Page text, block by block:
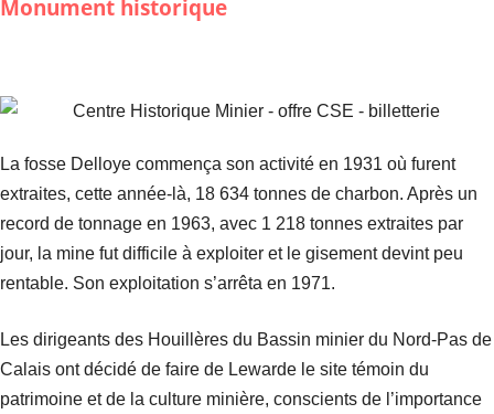
Monument historique
La fosse Delloye commença son activité en 1931 où furent
extraites, cette année-là, 18 634 tonnes de charbon. Après un
record de tonnage en 1963, avec 1 218 tonnes extraites par
jour, la mine fut difficile à exploiter et le gisement devint peu
rentable. Son exploitation s’arrêta en 1971.
Les dirigeants des Houillères du Bassin minier du Nord-Pas de
Calais ont décidé de faire de Lewarde le site témoin du
patrimoine et de la culture minière, conscients de l’importance